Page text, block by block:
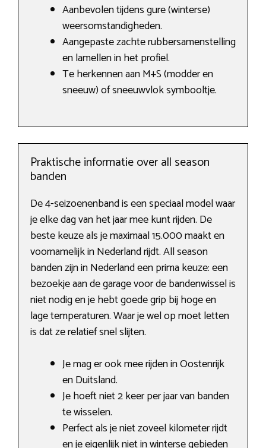
Aanbevolen tijdens gure (winterse)
weersomstandigheden.
Aangepaste zachte rubbersamenstelling
en lamellen in het profiel.
Te herkennen aan M+S (modder en
sneeuw) of sneeuwvlok symbooltje.
Praktische informatie over all season
banden
De 4-seizoenenband is een speciaal model waar
je elke dag van het jaar mee kunt rijden. De
beste keuze als je maximaal 15.000 maakt en
voornamelijk in Nederland rijdt. All season
banden zijn in Nederland een prima keuze: een
bezoekje aan de garage voor de bandenwissel is
niet nodig en je hebt goede grip bij hoge en
lage temperaturen. Waar je wel op moet letten
is dat ze relatief snel slijten.
Je mag er ook mee rijden in Oostenrijk
en Duitsland.
Je hoeft niet 2 keer per jaar van banden
te wisselen.
Perfect als je niet zoveel kilometer rijdt